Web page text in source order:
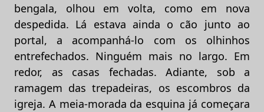
bengala, olhou em volta, como em nova
despedida. Lá estava ainda o cão junto ao
portal, a acompanhá-lo com os olhinhos
entrefechados. Ninguém mais no largo. Em
redor, as casas fechadas. Adiante, sob a
ramagem das trepadeiras, os escombros da
igreja. A meia-morada da esquina já começara